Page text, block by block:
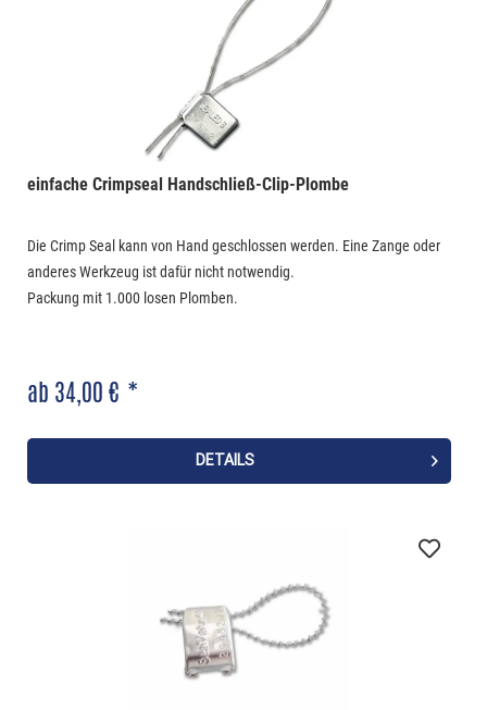
einfache Crimpseal Handschließ-Clip-Plombe
Die Crimp Seal kann von Hand geschlossen werden. Eine Zange oder
anderes Werkzeug ist dafür nicht notwendig.
Packung mit 1.000 losen Plomben.
ab 34,00 € *
DETAILS